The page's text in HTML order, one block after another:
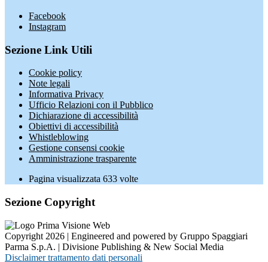
Facebook
Instagram
Sezione Link Utili
Cookie policy
Note legali
Informativa Privacy
Ufficio Relazioni con il Pubblico
Dichiarazione di accessibilità
Obiettivi di accessibilità
Whistleblowing
Gestione consensi cookie
Amministrazione trasparente
Pagina visualizzata 633 volte
Sezione Copyright
Copyright 2026 | Engineered and powered by Gruppo Spaggiari
Parma S.p.A. | Divisione Publishing & New Social Media
Disclaimer trattamento dati personali